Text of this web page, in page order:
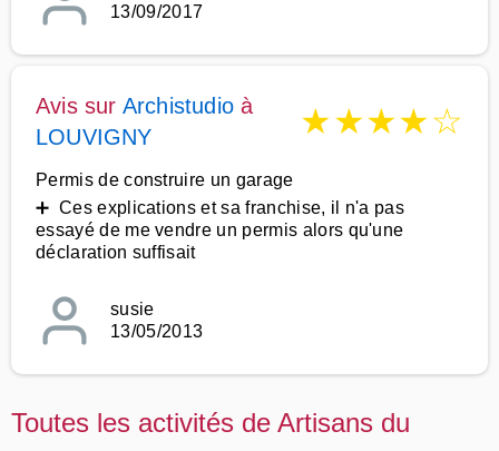
13/09/2017
Avis sur Archistudio à
LOUVIGNY
★★★★☆
Permis de construire un garage
➕ Ces explications et sa franchise, il n'a pas
essayé de me vendre un permis alors qu'une
déclaration suffisait
susie
13/05/2013
Toutes les activités de Artisans du